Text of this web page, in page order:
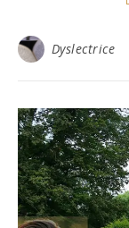
Dyslectrice